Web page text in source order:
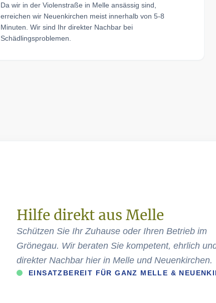
Da wir in der Violenstraße in Melle ansässig sind,
erreichen wir Neuenkirchen meist innerhalb von 5-8
Minuten. Wir sind Ihr direkter Nachbar bei
Schädlingsproblemen.
Hilfe direkt aus Melle
Schützen Sie Ihr Zuhause oder Ihren Betrieb im
Grönegau. Wir beraten Sie kompetent, ehrlich
direkter Nachbar hier in Melle und Neuenkirchen.
EINSATZBEREIT FÜR GANZ MELLE &